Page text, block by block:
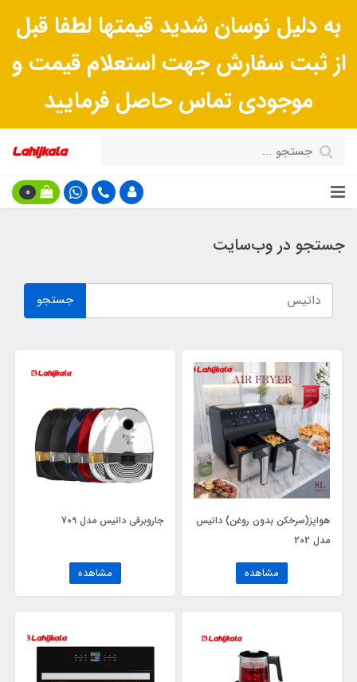
به دلیل نوسان شدید قیمتها لطفا قبل
از ثبت سفارش جهت استعلام قیمت و
موجودی تماس حاصل فرمایید
0
جستجو در وب‌سایت
جستجو
هواپز(سرخکن بدون روغن) داتیس
مدل 202
مشاهده
جاروبرقی داتیس مدل 709
مشاهده